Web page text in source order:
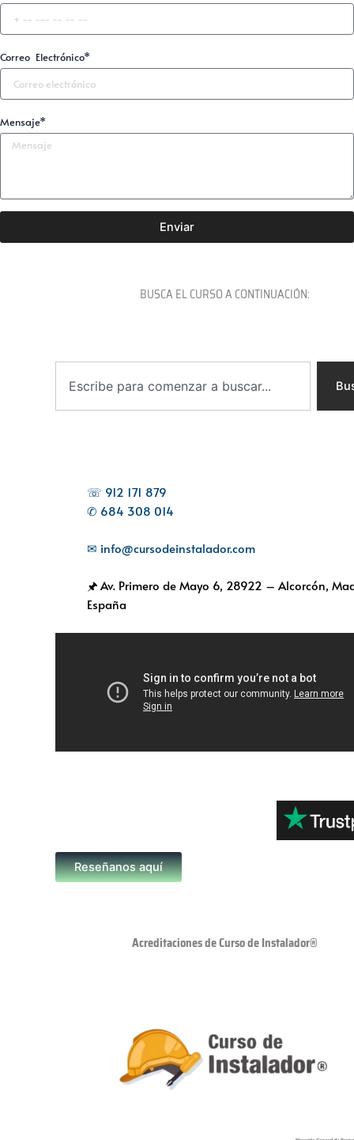
Correo Electrónico*
Mensaje*
Enviar
BUSCA EL CURSO A CONTINUACIÓN:
☏ 912 171 879
✆ 684 308 014
✉ info@cursodeinstalador.com
🖈 Av. Primero de Mayo 6, 28922 – Alcorcón,
España
Reseñanos aquí
Acreditaciones de Curso de Instalador®